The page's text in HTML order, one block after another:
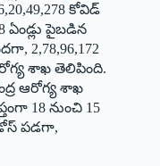
కోవిడ్‌
ఏండ్లు పైబడిన
2,78,96,172
శాఖ తెలిపింది.
ఆరోగ్య శాఖ
18 నుంచి 15
‌డోస్‌ ‌పడగా,